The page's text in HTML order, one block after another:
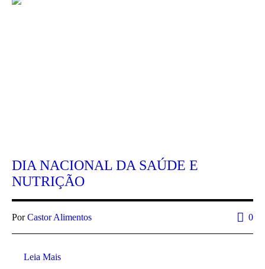
DIA NACIONAL DA SAÚDE E
NUTRIÇÃO
PorCastor Alimentos 0
Leia Mais